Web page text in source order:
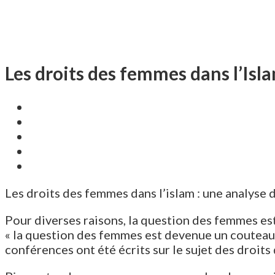
Les droits des femmes dans
Les droits des femmes dans l’islam : une
Pour diverses raisons, la question des femmes
« la question des femmes est devenue un
conférences ont été écrits sur le sujet des droits